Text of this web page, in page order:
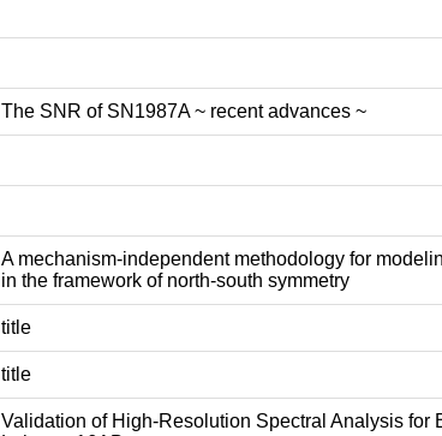
The SNR of SN1987A ~ recent advances ~
A mechanism-independent methodology for
in the framework of north-south symmetry
title
title
Validation of High-Resolution Spectral Analysis for